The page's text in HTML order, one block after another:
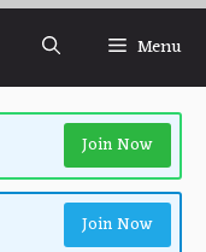
Menu
Join Now
Join Now